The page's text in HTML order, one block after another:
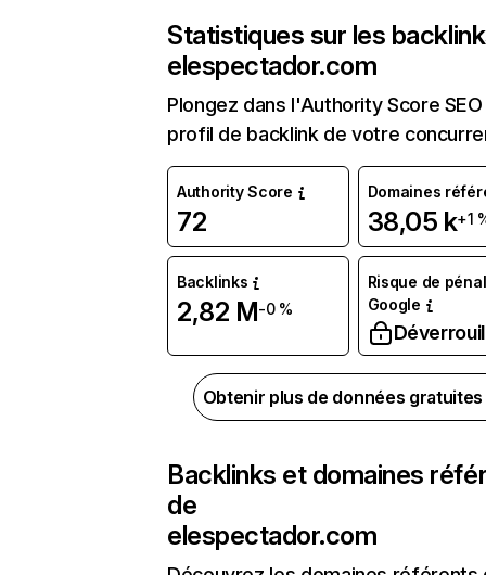
Statistiques sur les
elespectador.com
Plongez dans l'Authority Score
profil de backlink de votre
Authority Score
72
Domaines
38,05 k+1
Backlinks
2,82 M-0 %
Risque de
Google
Obtenir plus de données
Backlinks et domaines
de
elespectador.com